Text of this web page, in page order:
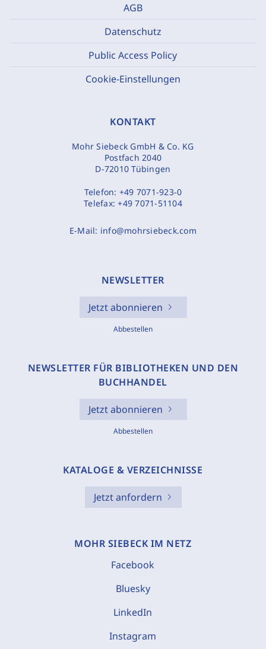
AGB
Datenschutz
Public Access Policy
Cookie-Einstellungen
KONTAKT
Mohr Siebeck GmbH & Co. KG
Postfach 2040
D-72010 Tübingen
Telefon: +49 7071-923-0
Telefax:+49 7071-51104
E-Mail: info@mohrsiebeck.com
NEWSLETTER
Jetzt abonnieren
Abbestellen
NEWSLETTER FÜR BIBLIOTHEKEN UND DEN
BUCHHANDEL
Jetzt abonnieren
Abbestellen
KATALOGE & VERZEICHNISSE
Jetzt anfordern
MOHR SIEBECK IM NETZ
Facebook
Bluesky
LinkedIn
Instagram